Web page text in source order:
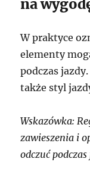
na
W praktyce
elementy
podczas
także styl
Wskazówka:
zawieszenia i
odczuć podczas